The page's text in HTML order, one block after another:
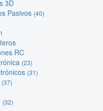
3D
Pasivos (40)
RC
(23)
(31)
(37)
(32)